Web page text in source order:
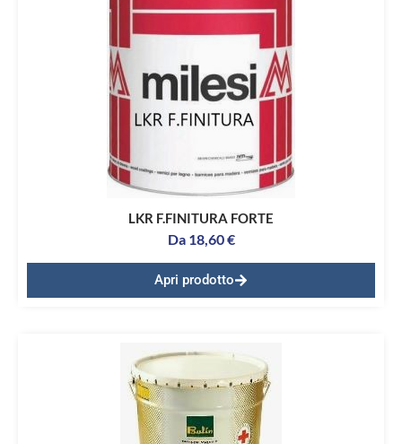
LKR F.FINITURA FORTE
Da 18,60€
Apri prodotto